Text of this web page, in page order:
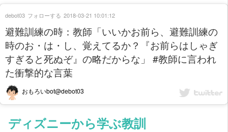
避難訓練の時：教師「いいかお前ら、避難訓練の
時のお・は・し、覚えてるか？『お前らはしゃぎ
すぎると死ぬぞ』の略だからな」 #教師に言われ
た衝撃的な言葉
おもろいbot@debot03
debot03 フォローする 2018-03-21 10:01:12
ディズニーから学ぶ教訓